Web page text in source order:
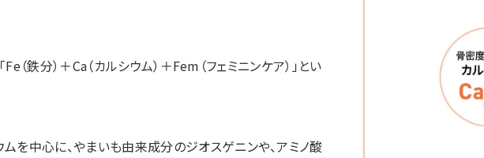
（鉄分）＋Ca（カルシウム）＋Fem（フェミニンケア）」とい
を中心に、やまいも由来成分のジオスゲニンや、アミノ酸